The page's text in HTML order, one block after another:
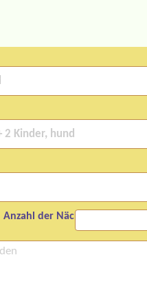
Anzahl der Nächte: